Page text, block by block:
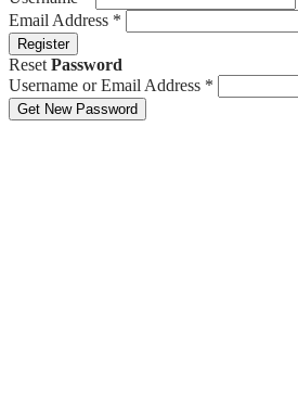
Email Address *
Register
Reset Password
Username or Email Address *
Get New Password